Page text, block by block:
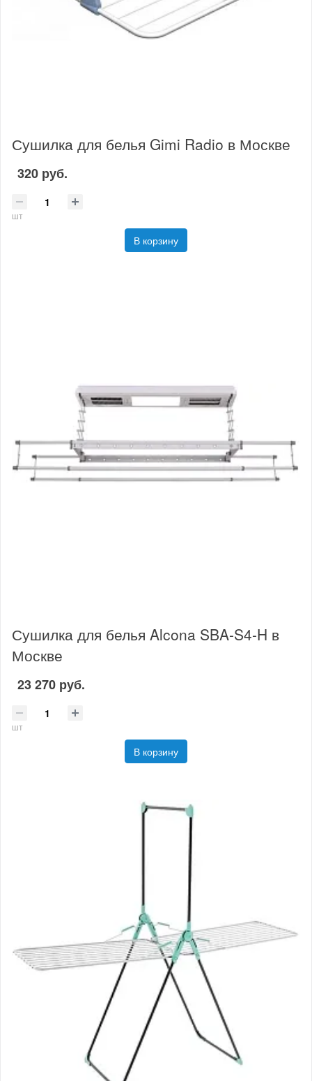
Сушилка для белья Gimi Radio в Москве
320 руб.
шт
В корзину
Сушилка для белья Alcona SBA-S4-H в
Москве
23 270 руб.
шт
В корзину